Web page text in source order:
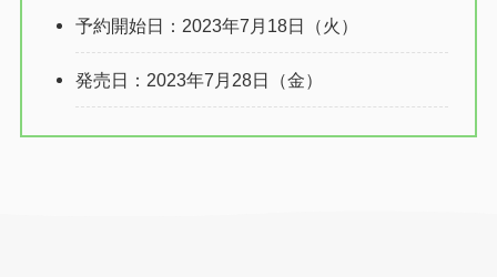
予約開始日：2023年7月18日（火）
発売日：2023年7月28日（金）